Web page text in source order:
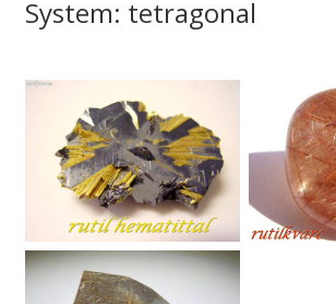
System: tetragonal